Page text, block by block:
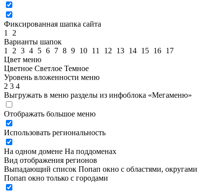
Фиксированная шапка сайта
1
2
Варианты шапок
1
2 3 4 5 6 7 8 9 10 11 12 13 14 15 16 17
Цвет меню
Цветное Светлое Темное
Уровень вложенности меню
2 3 4
Выгружать в меню разделы из инфоблока «Мегаменю»
Отображать большое меню
Использовать региональность
На одном домене На поддоменах
Вид отображения регионов
Выпадающий список Попап окно c областями, округами
Попап окно только с городами